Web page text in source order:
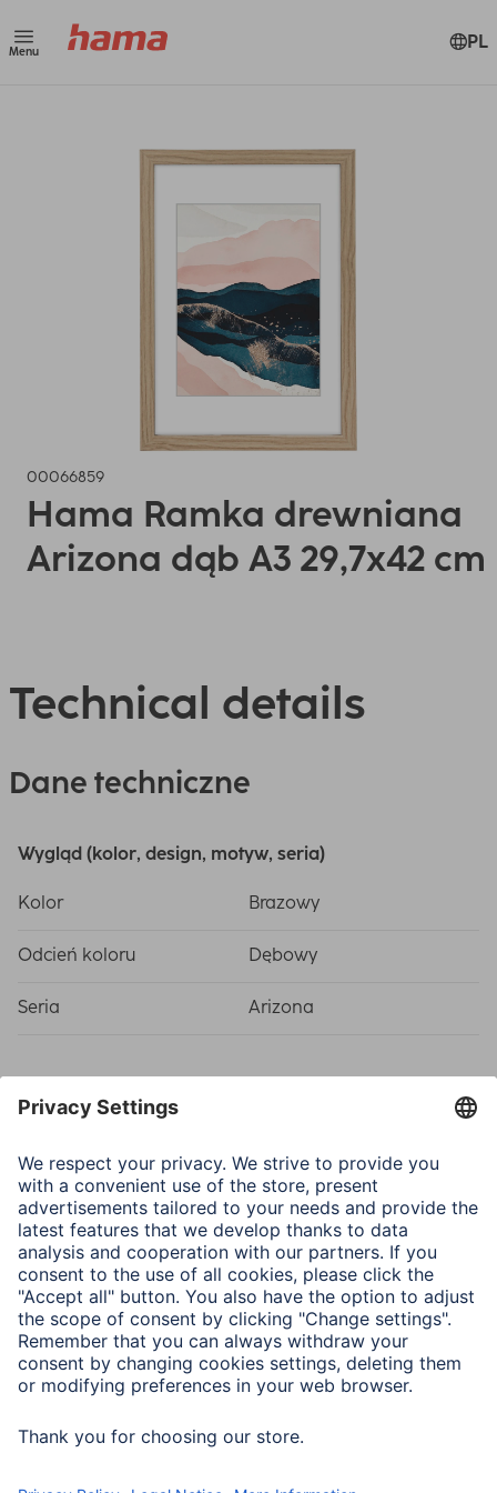
Menu PL
00066859
Hama Ramka drewniana
Arizona dąb A3 29,7x42 cm
Technical details
Dane techniczne
Wygląd (kolor, design, motyw, seria)
Kolor Brazowy
Odcień koloru Dębowy
Seria Arizona
Właściwości fizyczne
Materiał
Medium Density
Fiberboard (MDF)
Typ ramki Wood frame
Typ szkła Art glass
Załącznik
Heavy-duty
Hanger/Zawieszka